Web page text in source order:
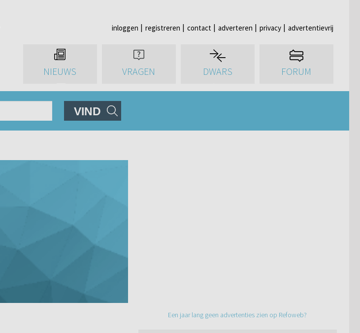
inloggen registreren contact adverteren privacy advertentievrij
NIEUWS VRAGEN DWARS FORUM
VIND
Een jaar lang geen advertenties zien op Refoweb?